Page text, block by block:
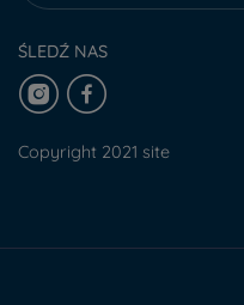
ŚLEDŹ NAS
Copyright 2021 site